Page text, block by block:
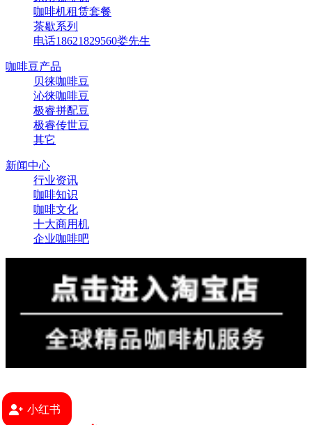
咖啡机租赁套餐
茶歇系列
电话18621829560娄先生
咖啡豆产品
贝徕咖啡豆
沁徕咖啡豆
极睿拼配豆
极睿传世豆
其它
新闻中心
行业资讯
咖啡知识
咖啡文化
十大商用机
企业咖啡吧
小红书